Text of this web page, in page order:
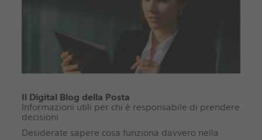
Il Digital Blog della Posta
Informazioni utili per chi è responsabile di prendere
decisioni
Desiderate sapere cosa funziona davvero nella